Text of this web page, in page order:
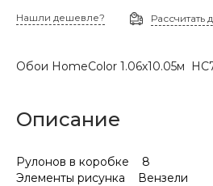
Нашли дешевле? Рассчитать
Обои HomeColor 1.06х10.05м
Описание
Рулонов в коробке 8
Элементы рисунка Вензели